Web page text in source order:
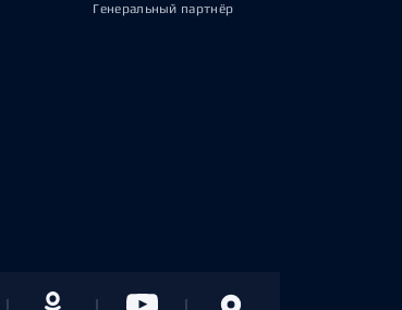
Генеральный партнёр